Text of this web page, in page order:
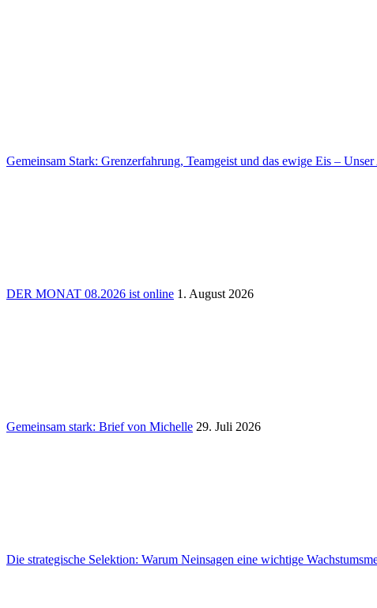
Gemeinsam Stark: Grenz­erfah­rung, Team­geist und das ewige Eis –
DER MONAT 08.2026 ist online 1. August 2026
Gemeinsam stark: Brief von Michelle 29. Juli 2026
Die stra­te­gi­sche Selek­tion: Warum Nein­sagen eine wich­tige